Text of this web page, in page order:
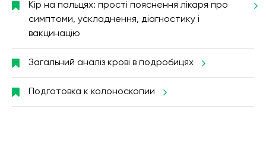
Кір на пальцях: прості пояснення лікаря про
симптоми, ускладнення, діагностику і
вакцинацію
Загальний аналіз крові в подробицях
Подготовка к колоноскопии